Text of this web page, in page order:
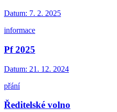
Datum: 7. 2. 2025
informace
Pf 2025
Datum: 21. 12. 2024
přání
Ředitelské volno